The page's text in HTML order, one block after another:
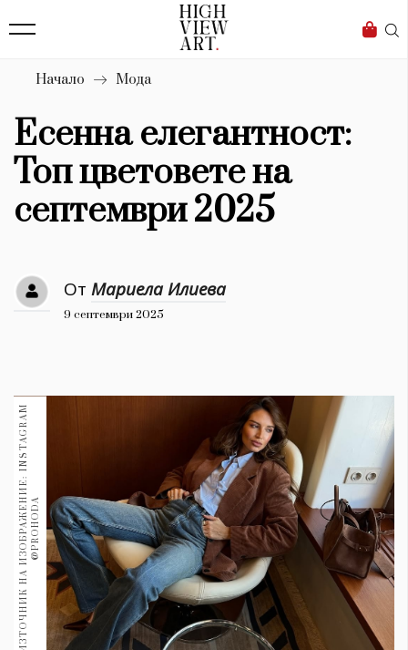
Бизнес
Мода
Dialogue
Изкуство
4340
Дизайн
Книги
30+
Гурме
Пътувай
237
Здраве 389
Gentlemen
Начало Мода
Есенна елегантност:
Топ цветовете на
септември 2025
От Мариела Илиева
9 септември 2025
И
З
Т
О
Ч
Н
И
К
Н
А
И
З
О
Б
Р
А
Ж
ЕН
И
Е
:
I
N
S
T
A
G
R
A
M
@
P
R
O
H
O
DA